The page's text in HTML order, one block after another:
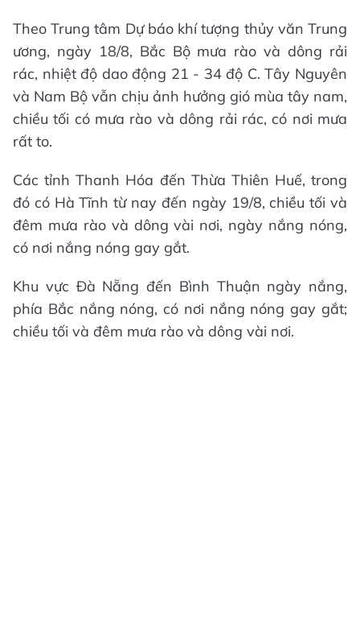
Theo Trung tâm Dự báo khí tượng thủy văn Trung
ương, ngày 18/8, Bắc Bộ mưa rào và dông rải
rác, nhiệt độ dao động 21 - 34 độ C. Tây Nguyên
và Nam Bộ vẫn chịu ảnh hưởng gió mùa tây nam,
chiều tối có mưa rào và dông rải rác, có nơi mưa
rất to.
Các tỉnh Thanh Hóa đến Thừa Thiên Huế, trong
đó có Hà Tĩnh từ nay đến ngày 19/8, chiều tối và
đêm mưa rào và dông vài nơi, ngày nắng nóng,
có nơi nắng nóng gay gắt.
Khu vực Đà Nẵng đến Bình Thuận ngày nắng,
phía Bắc nắng nóng, có nơi nắng nóng gay gắt;
chiều tối và đêm mưa rào và dông vài nơi.